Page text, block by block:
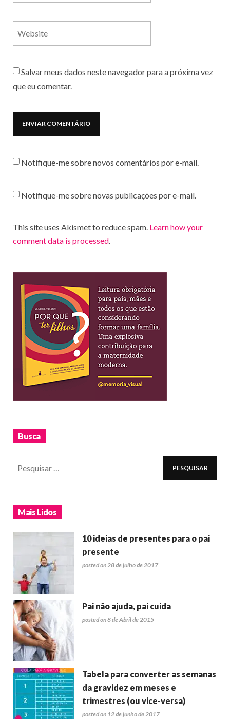
Salvar meus dados neste navegador para a próxima vez
que eu comentar.
Notifique-me sobre novos comentários por e-mail.
Notifique-me sobre novas publicações por e-mail.
This site uses Akismet to reduce spam. Learn how your
comment data is processed.
Busca
Mais Lidos
10 ideias de presentes para o pai
presente
posted on 28 de julho de 2017
Pai não ajuda, pai cuida
posted on 8 de Abril de 2015
Tabela para converter as semanas
da gravidez em meses e
trimestres (ou vice-versa)
posted on 12 de junho de 2017